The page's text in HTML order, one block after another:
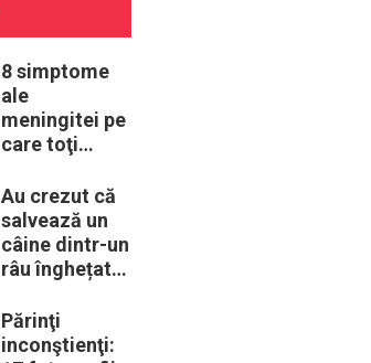
8 simptome
ale
meningitei pe
care toţi
trebui să le
cunoască
Au crezut că
salvează un
câine dintr-un
râu înghețat:
descoperă că
de fapt era un
Părinţi
inconştienţi: